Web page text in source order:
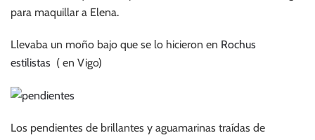
para maquillar a Elena.
Llevaba un moño bajo que se lo hicieron en Rochus
estilistas ( en Vigo)
Los pendientes de brillantes y aguamarinas traídas de